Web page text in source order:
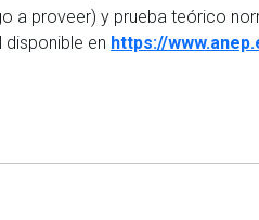
a proveer) y prueba teórico
disponible en https://